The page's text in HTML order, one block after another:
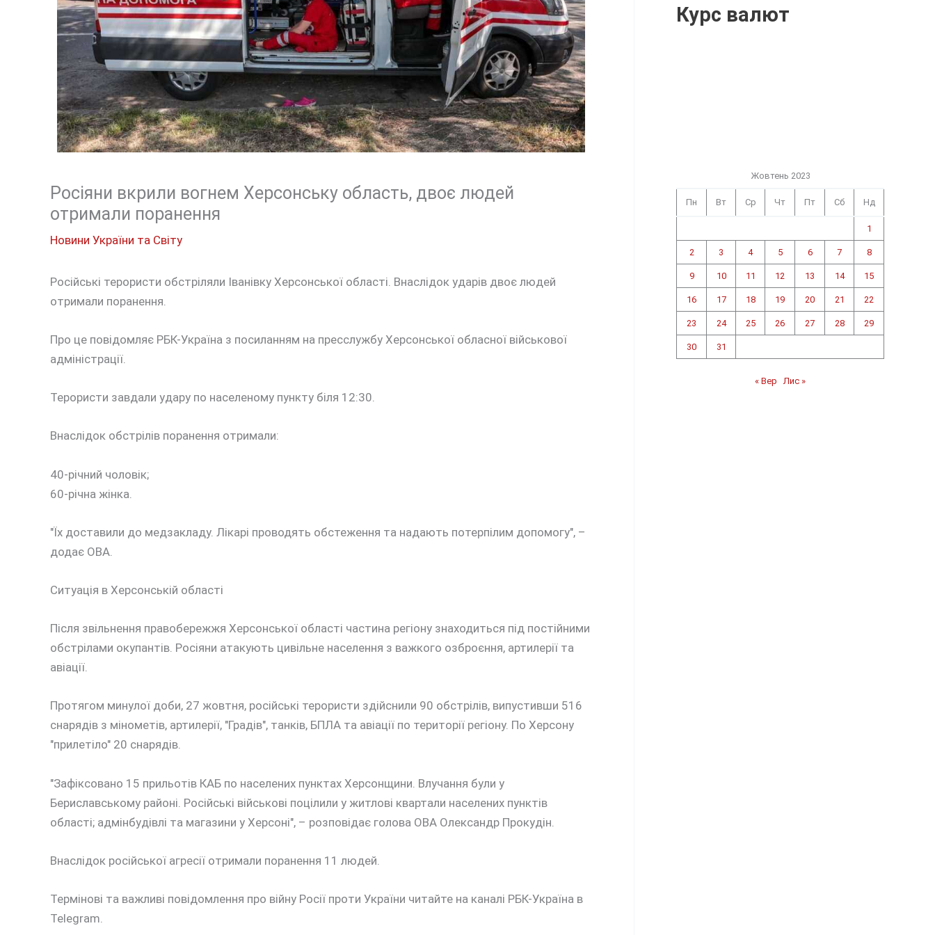
Росіяни вкрили вогнем Херсонську область, двоє людей
отримали поранення
Новини України та Світу
Російські терористи обстріляли Іванівку Херсонської області. Внаслідок ударів двоє людей
отримали поранення.
Про це повідомляє РБК-Україна з посиланням на пресслужбу Херсонської обласної військової
адміністрації.
Терористи завдали удару по населеному пункту біля 12:30.
Внаслідок обстрілів поранення отримали:
40-річний чоловік;
60-річна жінка.
"Їх доставили до медзакладу. Лікарі проводять обстеження та надають потерпілим допомогу", –
додає ОВА.
Ситуація в Херсонській області
Після звільнення правобережжя Херсонської області частина регіону знаходиться під постійними
обстрілами окупантів. Росіяни атакують цивільне населення з важкого озброєння, артилерії та
авіації.
Протягом минулої доби, 27 жовтня, російські терористи здійснили 90 обстрілів, випустивши 516
снарядів з мінометів, артилерії, "Градів", танків, БПЛА та авіації по території регіону. По Херсону
"прилетіло" 20 снарядів.
"Зафіксовано 15 прильотів КАБ по населених пунктах Херсонщини. Влучання були у
Бериславському районі. Російські військові поцілили у житлові квартали населених пунктів
області; адмінбудівлі та магазини у Херсоні", – розповідає голова ОВА Олександр Прокудін.
Внаслідок російської агресії отримали поранення 11 людей.
Термінові та важливі повідомлення про війну Росії проти України читайте на каналі РБК-Україна в
Telegram.
Курс валют
Жовтень 2023
Пн Вт Ср Чт Пт Сб Нд
1
2 3 4 5 6 7 8
9 10 11 12 13 14 15
16 17 18 19 20 21 22
23 24 25 26 27 28 29
30 31
« Вер Лис »